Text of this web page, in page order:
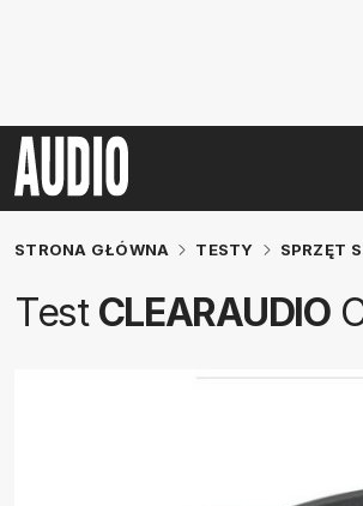
STRONA GŁÓWNA TESTY SPRZĘT
Test CLEARAUDIO